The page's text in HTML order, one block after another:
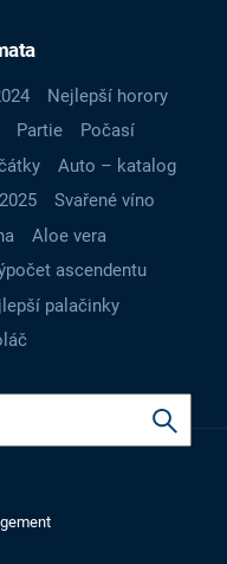
Nejlepší horory
Partie
Počasí
Auto – katalog
Svařené víno
Aloe vera
ascendentu
palačinky